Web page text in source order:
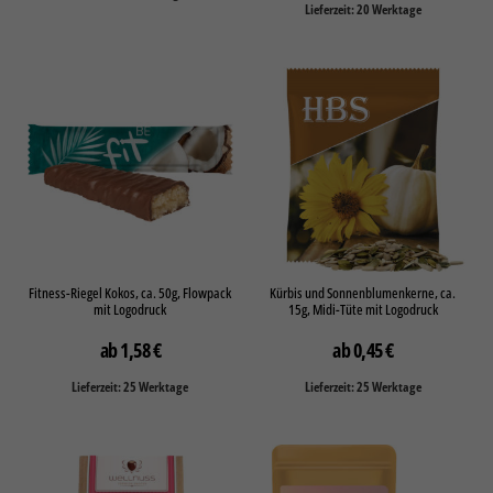
Lieferzeit: 20 Werktage
Fitness-Riegel Kokos, ca. 50g, Flowpack
mit Logodruck
1,58€
Lieferzeit: 25 Werktage
Kürbis und Sonnenblumenkerne, ca.
15g, Midi-Tüte mit Logodruck
0,45€
Lieferzeit: 25 Werktage